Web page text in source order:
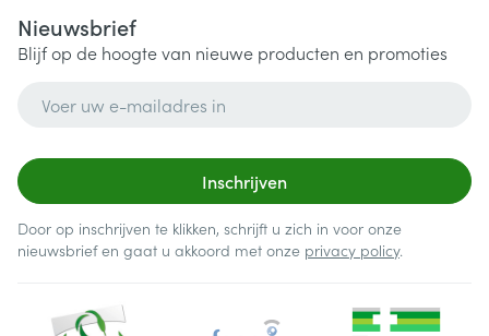
Nieuwsbrief
Blijf op de hoogte van nieuwe producten en promoties
Inschrijven
Door op inschrijven te klikken, schrijft u zich in voor onze
nieuwsbrief en gaat u akkoord met onze privacy policy.